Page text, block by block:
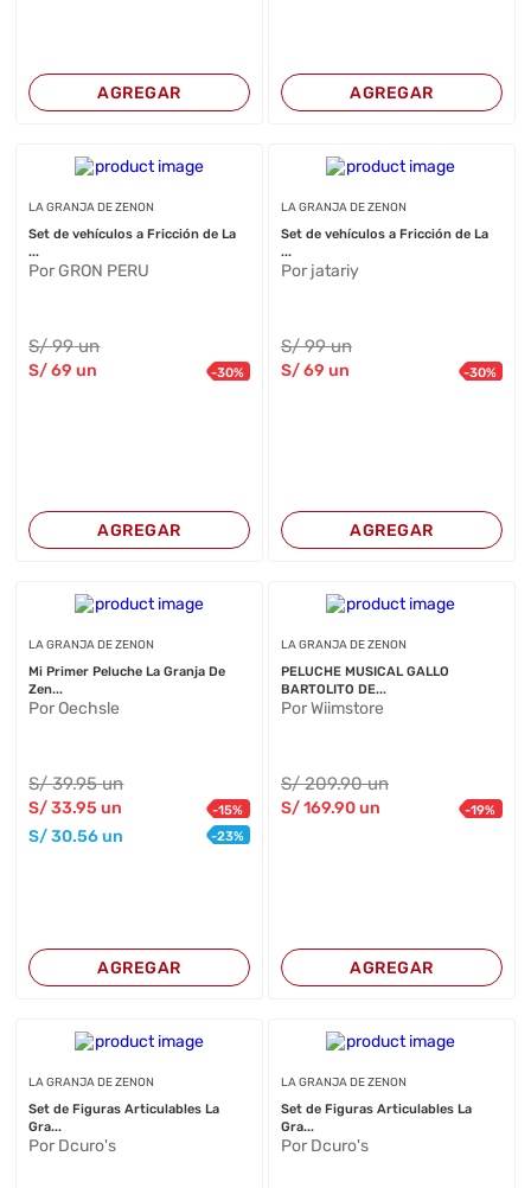
AGREGAR AGREGAR
LA GRANJA DE ZENON
Set de vehículos a Fricción de La
...
Por GRON PERU
S/99 un
S/69 un -30%
AGREGAR
LA GRANJA DE ZENON
Set de vehículos a Fricción de La
...
Por jatariy
S/99 un
S/69 un -30%
AGREGAR
LA GRANJA DE ZENON
Mi Primer Peluche La Granja De
Zen...
Por Oechsle
S/39.95 un
S/33.95 un -15%
S/30.56 un -23%
AGREGAR
LA GRANJA DE ZENON
PELUCHE MUSICAL GALLO
BARTOLITO DE...
Por Wiimstore
S/209.90 un
S/169.90un -19%
AGREGAR
LA GRANJA DE ZENON
Set de Figuras Articulables La
Gra...
Por Dcuro's
LA GRANJA DE ZENON
Set de Figuras Articulables La
Gra...
Por Dcuro's